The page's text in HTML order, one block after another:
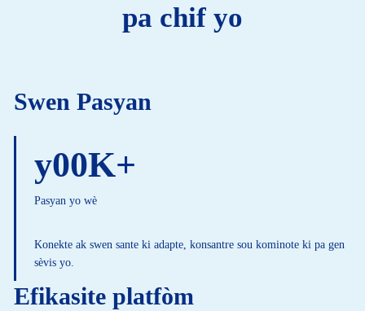
pa chif yo
Swen Pasyan
y00K+
Pasyan yo wè
Konekte ak swen sante ki adapte, konsantre sou kominote ki pa gen
sèvis yo.
Efikasite platfòm